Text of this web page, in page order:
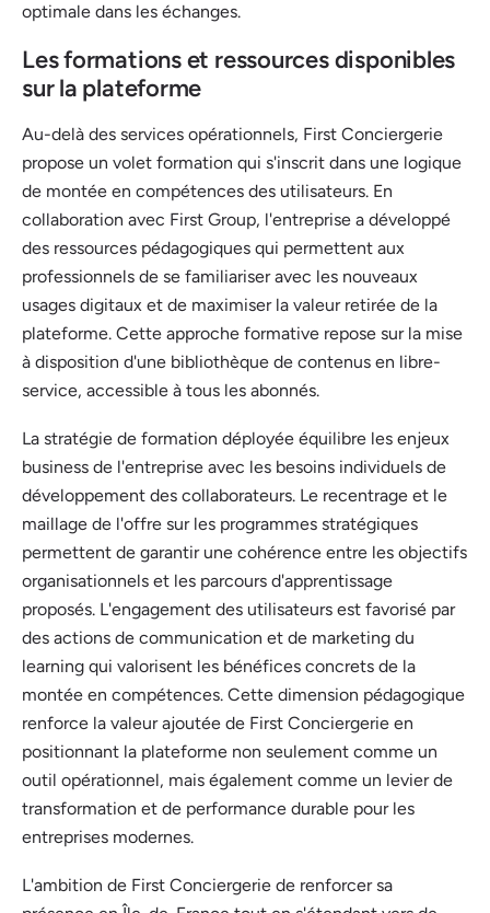
optimale dans les échanges.
Les formations et ressources disponibles
sur la plateforme
Au-delà des services opérationnels, First Conciergerie
propose un volet formation qui s'inscrit dans une logique
de montée en compétences des utilisateurs. En
collaboration avec First Group, l'entreprise a développé
des ressources pédagogiques qui permettent aux
professionnels de se familiariser avec les nouveaux
usages digitaux et de maximiser la valeur retirée de la
plateforme. Cette approche formative repose sur la mise
à disposition d'une bibliothèque de contenus en libre-
service, accessible à tous les abonnés.
La stratégie de formation déployée équilibre les enjeux
business de l'entreprise avec les besoins individuels de
développement des collaborateurs. Le recentrage et le
maillage de l'offre sur les programmes stratégiques
permettent de garantir une cohérence entre les objectifs
organisationnels et les parcours d'apprentissage
proposés. L'engagement des utilisateurs est favorisé par
des actions de communication et de marketing du
learning qui valorisent les bénéfices concrets de la
montée en compétences. Cette dimension pédagogique
renforce la valeur ajoutée de First Conciergerie en
positionnant la plateforme non seulement comme un
outil opérationnel, mais également comme un levier de
transformation et de performance durable pour les
entreprises modernes.
L'ambition de First Conciergerie de renforcer sa